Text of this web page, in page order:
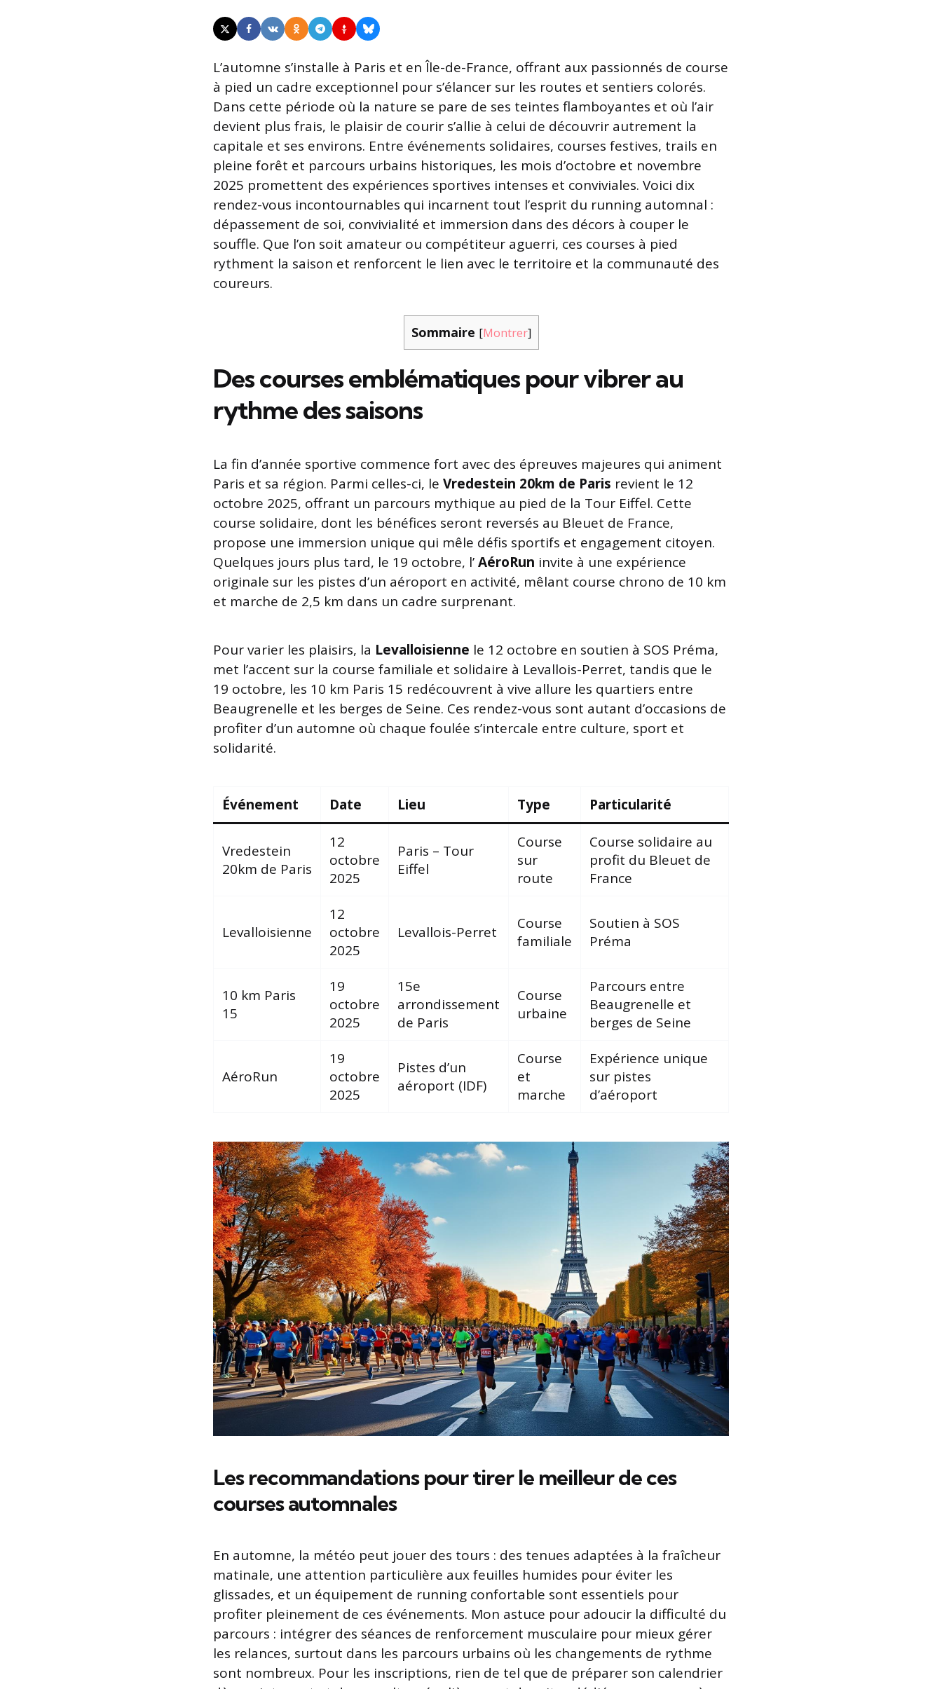
L’automne s’installe à Paris et en Île-de-France, offrant aux passionnés de course
à pied un cadre exceptionnel pour s’élancer sur les routes et sentiers colorés.
Dans cette période où la nature se pare de ses teintes flamboyantes et où l’air
devient plus frais, le plaisir de courir s’allie à celui de découvrir autrement la
capitale et ses environs. Entre événements solidaires, courses festives, trails en
pleine forêt et parcours urbains historiques, les mois d’octobre et novembre
2025 promettent des expériences sportives intenses et conviviales. Voici dix
rendez-vous incontournables qui incarnent tout l’esprit du running automnal :
dépassement de soi, convivialité et immersion dans des décors à couper le
souffle. Que l’on soit amateur ou compétiteur aguerri, ces courses à pied
rythment la saison et renforcent le lien avec le territoire et la communauté des
coureurs.
Sommaire [Montrer]
Des courses emblématiques pour vibrer au
rythme des saisons
La fin d’année sportive commence fort avec des épreuves majeures qui animent
Paris et sa région. Parmi celles-ci, le Vredestein 20km de Paris revient le 12
octobre 2025, offrant un parcours mythique au pied de la Tour Eiffel. Cette
course solidaire, dont les bénéfices seront reversés au Bleuet de France,
propose une immersion unique qui mêle défis sportifs et engagement citoyen.
Quelques jours plus tard, le 19 octobre, l’AéroRun invite à une expérience
originale sur les pistes d’un aéroport en activité, mêlant course chrono de 10 km
et marche de 2,5 km dans un cadre surprenant.
Pour varier les plaisirs, la Levalloisienne le 12 octobre en soutien à SOS Préma,
met l’accent sur la course familiale et solidaire à Levallois-Perret, tandis que le
19 octobre, les 10 km Paris 15 redécouvrent à vive allure les quartiers entre
Beaugrenelle et les berges de Seine. Ces rendez-vous sont autant d’occasions de
profiter d’un automne où chaque foulée s’intercale entre culture, sport et
solidarité.
Événement Date Lieu Type Particularité
Vredestein
20km de Paris
12
octobre
2025
Paris – Tour
Eiffel
Course
sur
route
Course solidaire au
profit du Bleuet de
France
Levalloisienne
12
octobre
2025
Levallois-Perret
Course
familiale
Soutien à SOS
Préma
10 km Paris
15
19
octobre
2025
15e
arrondissement
de Paris
Course
urbaine
Parcours entre
Beaugrenelle et
berges de Seine
AéroRun
19
octobre
2025
Pistes d’un
aéroport (IDF)
Course
et
marche
Expérience unique
sur pistes
d’aéroport
Les recommandations pour tirer le meilleur de ces
courses automnales
En automne, la météo peut jouer des tours : des tenues adaptées à la fraîcheur
matinale, une attention particulière aux feuilles humides pour éviter les
glissades, et un équipement de running confortable sont essentiels pour
profiter pleinement de ces événements. Mon astuce pour adoucir la difficulté du
parcours : intégrer des séances de renforcement musculaire pour mieux gérer
les relances, surtout dans les parcours urbains où les changements de rythme
sont nombreux. Pour les inscriptions, rien de tel que de préparer son calendrier